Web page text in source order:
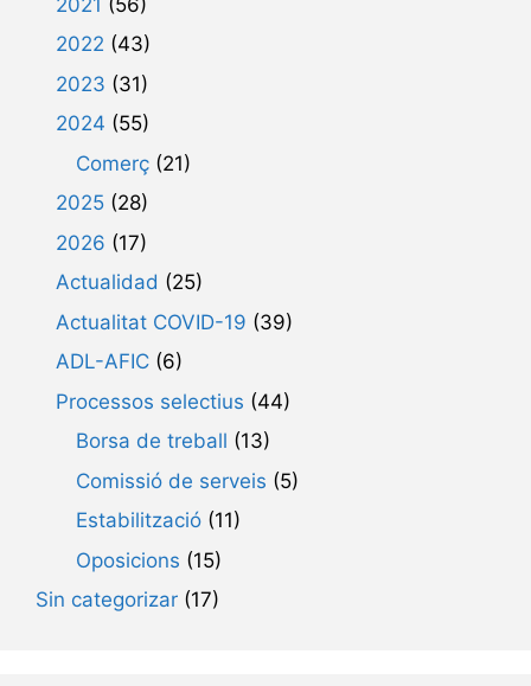
2022 (43)
2023 (31)
2024 (55)
Comerç (21)
2025 (28)
2026 (17)
Actualidad (25)
Actualitat COVID-19 (39)
ADL-AFIC (6)
Processos selectius (44)
Borsa de treball (13)
Comissió de serveis (5)
Estabilització (11)
Oposicions (15)
Sin categorizar (17)